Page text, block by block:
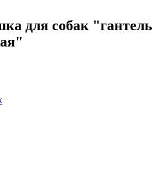
для собак "гантель